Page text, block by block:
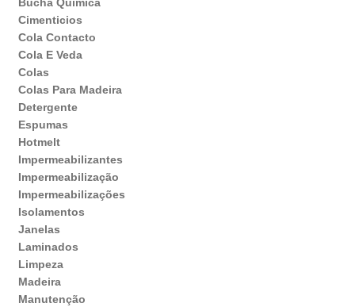
Bucha Química
Cimenticios
Cola Contacto
Cola E Veda
Colas
Colas Para Madeira
Detergente
Espumas
Hotmelt
Impermeabilizantes
Impermeabilização
Impermeabilizações
Isolamentos
Janelas
Laminados
Limpeza
Madeira
Manutenção